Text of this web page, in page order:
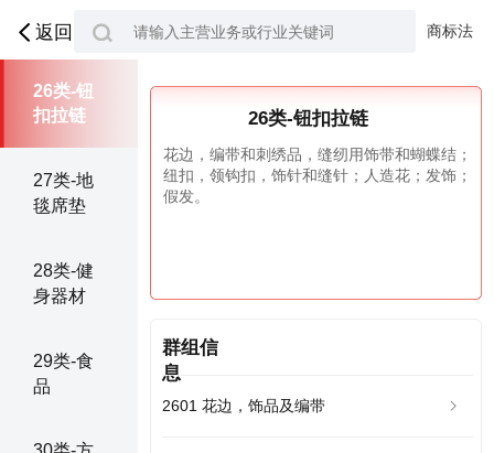
返回 商标法
装鞋帽
26类-钮
扣拉链
27类-地
毯席垫
28类-健
身器材
29类-食
品
26类-钮扣拉链
花边，编带和刺绣品，缝纫用饰带和蝴蝶结；
纽扣，领钩扣，饰针和缝针；人造花；发饰；
假发。
群组信
息
2601 花边，饰品及编带